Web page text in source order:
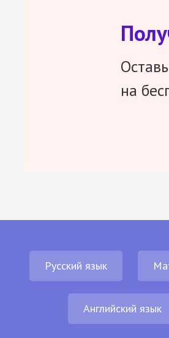
на
Русский язык
Английский язык